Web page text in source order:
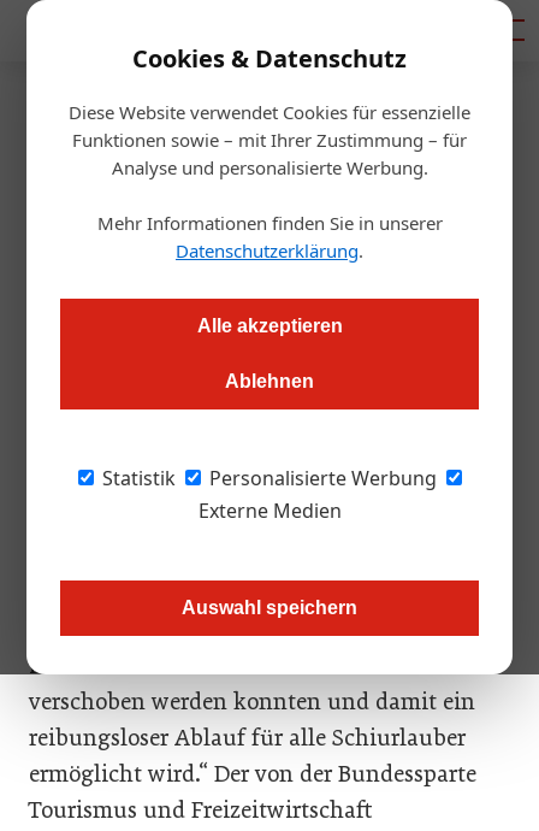
Cookies & Datenschutz
Diese Website verwendet Cookies für essenzielle
Funktionen sowie – mit Ihrer Zustimmung – für
Analyse und personalisierte Werbung.
Mehr Informationen finden Sie in unserer
Datenschutzerklärung.
Alle akzeptieren
Ablehnen
Statistik
Personalisierte Werbung
Externe Medien
Auswahl speichern
Startseite/Gastro & Hotel
Verschiebung der
Semesterferien 2008
„Wenn alle Winterurlauber auf einmal Hotels
mehr was davon“ bringt es Hans Schenner,
Obmann der Bundessparte Tourismus und
Österreich auf den Punkt. Deshalb freut es
uns besonders, dass die Semesterferien 2008
in fünf österreichischen Bundesländern
verschoben werden konnten und damit ein
reibungsloser Ablauf für alle Schiurlauber
ermöglicht wird.“ Der von der Bundessparte
Tourismus und Freizeitwirtschaft